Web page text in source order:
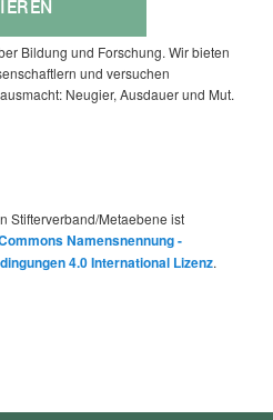
Bildung und Forschung. Wir bieten
und versuchen
Neugier, Ausdauer und Mut.
Stifterverband/Metaebene ist
Namensnennung -
4.0 International Lizenz.